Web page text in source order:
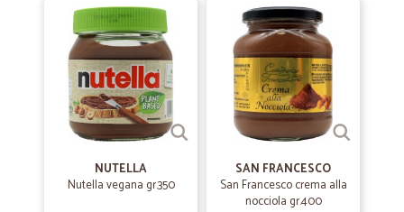
NUTELLA
Nutella vegana gr.350
SAN FRANCESCO
San Francesco crema alla
nocciola gr.400